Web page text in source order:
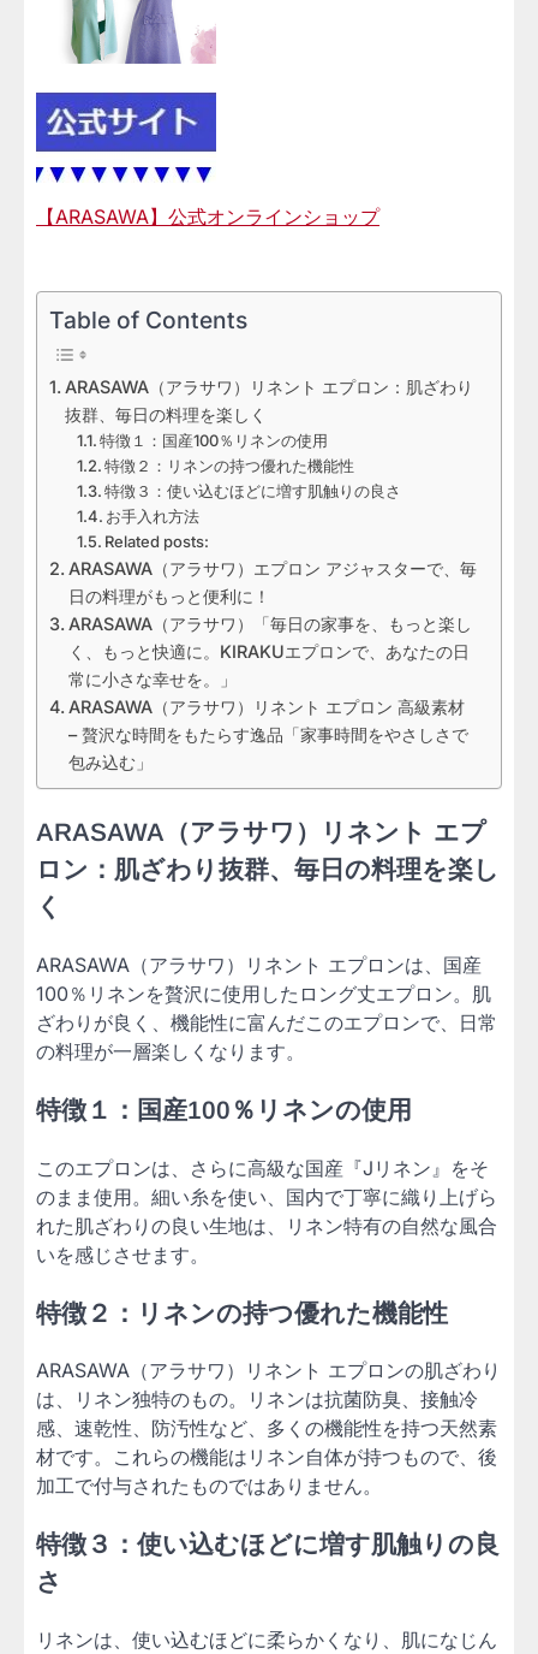
【ARASAWA】公式オンラインショップ
Table of Contents
ARASAWA（アラサワ）リネント エプロン：肌ざわり
抜群、毎日の料理を楽しく
特徴１：国産100％リネンの使用
特徴２：リネンの持つ優れた機能性
特徴３：使い込むほどに増す肌触りの良さ
お手入れ方法
Related posts:
ARASAWA（アラサワ）エプロン アジャスターで、毎
日の料理がもっと便利に！
ARASAWA（アラサワ）「毎日の家事を、もっと楽し
く、もっと快適に。KIRAKUエプロンで、あなたの日
常に小さな幸せを。」
ARASAWA（アラサワ）リネント エプロン 高級素材
– 贅沢な時間をもたらす逸品「家事時間をやさしさで
包み込む」
ARASAWA（アラサワ）リネント エプ
ロン：肌ざわり抜群、毎日の料理を楽し
く
ARASAWA（アラサワ）リネント エプロンは、国産
100％リネンを贅沢に使用したロング丈エプロン。肌
ざわりが良く、機能性に富んだこのエプロンで、日常
の料理が一層楽しくなります。
特徴１：国産100％リネンの使用
このエプロンは、さらに高級な国産『Jリネン』をそ
のまま使用。細い糸を使い、国内で丁寧に織り上げら
れた肌ざわりの良い生地は、リネン特有の自然な風合
いを感じさせます。
特徴２：リネンの持つ優れた機能性
ARASAWA（アラサワ）リネント エプロンの肌ざわり
は、リネン独特のもの。リネンは抗菌防臭、接触冷
感、速乾性、防汚性など、多くの機能性を持つ天然素
材です。これらの機能はリネン自体が持つもので、後
加工で付与されたものではありません。
特徴３：使い込むほどに増す肌触りの良
さ
リネンは、使い込むほどに柔らかくなり、肌になじん